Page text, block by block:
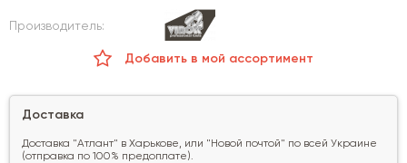
Производитель:
Добавить в мой ассортимент
Доставка
Доставка "Атлант" в Харькове, или "Новой почтой" по всей Украине
(отправка по 100% предоплате).